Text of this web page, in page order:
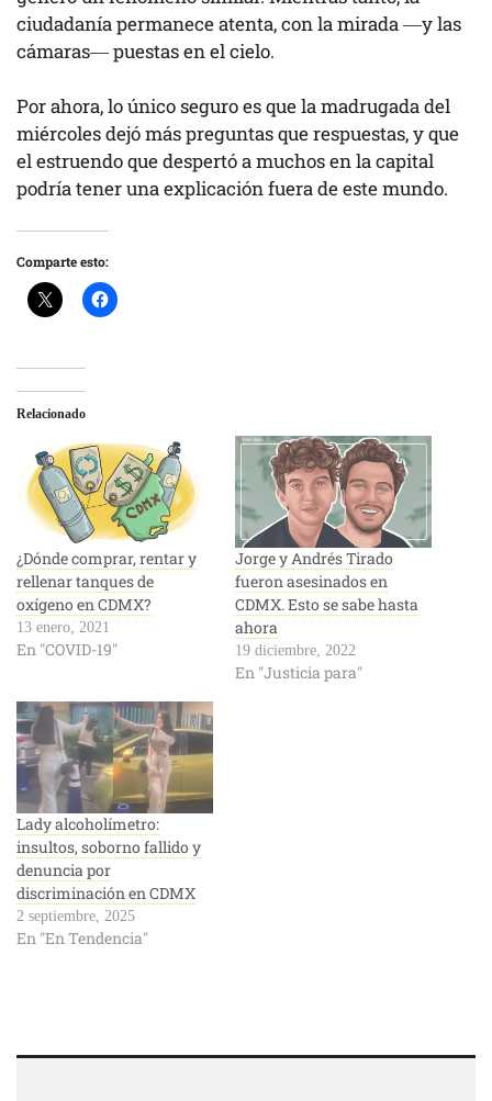
ciudadanía permanece atenta, con la mirada —y las
cámaras— puestas en el cielo.
Por ahora, lo único seguro es que la madrugada del
miércoles dejó más preguntas que respuestas, y que
el estruendo que despertó a muchos en la capital
podría tener una explicación fuera de este mundo.
Comparte esto:
Relacionado
¿Dónde comprar, rentar y
rellenar tanques de
oxígeno en CDMX?
13 enero, 2021
En "COVID-19"
Jorge y Andrés Tirado
fueron asesinados en
CDMX. Esto se sabe hasta
ahora
19 diciembre, 2022
En "Justicia para"
Lady alcoholímetro:
insultos, soborno fallido y
denuncia por
discriminación en CDMX
2 septiembre, 2025
En "En Tendencia"